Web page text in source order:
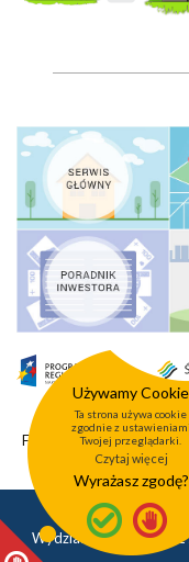
Projekt
Funduszu Rozwoju
Urząd Miasta
Wydział Geodezji tel.:
Używamy Cookie
Ta strona używa cookie
zgodnie z ustawieniami
Twojej przeglądarki.
Czytaj więcej
Wyrażasz zgodę?